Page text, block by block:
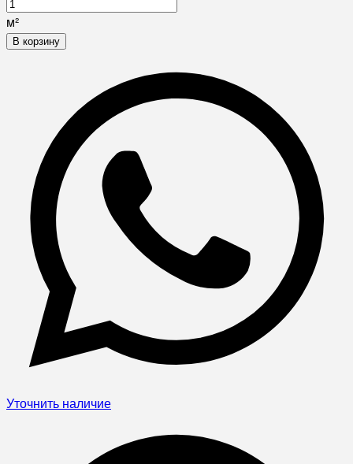
м²
В корзину
Уточнить наличие